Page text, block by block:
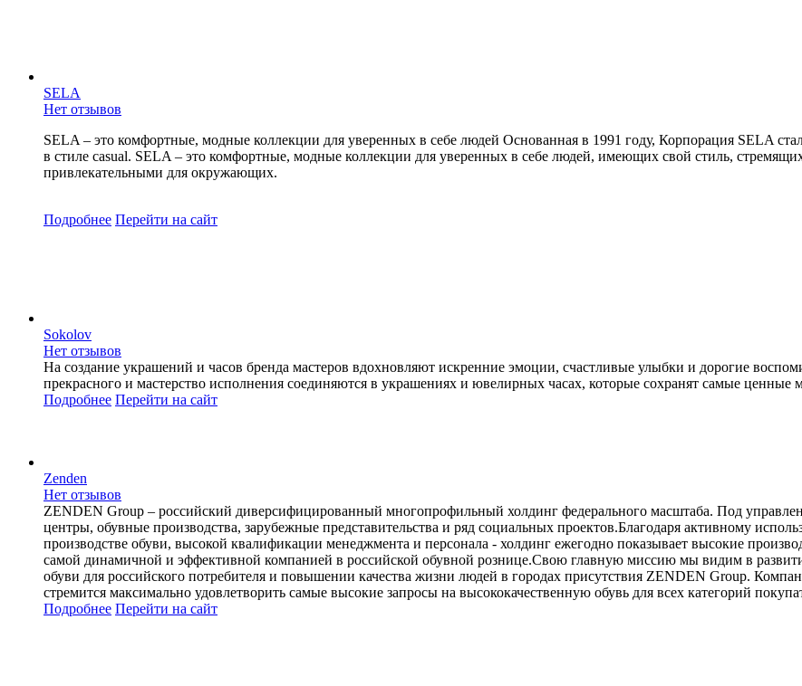
SELA
Нет отзывов
SELA – это комфортные, модные коллекции для уверенных в себе людей Основанная в 1991 году, Корпорация SELA
в стиле casual. SELA – это комфортные, модные коллекции для уверенных в себе людей, имеющих свой стиль,
привлекательными для окружающих.
Подробнее Перейти на сайт
Sokolov
Нет отзывов
На создание украшений и часов бренда мастеров вдохновляют искренние эмоции, счастливые улыбки и дорогие
прекрасного и мастерство исполнения соединяются в украшениях и ювелирных часах, которые сохранят самые ценные
Подробнее Перейти на сайт
Zenden
Нет отзывов
ZENDEN Group – российский диверсифицированный многопрофильный холдинг федерального масштаба. Под
центры, обувные производства, зарубежные представительства и ряд социальных проектов.Благодаря активному
производстве обуви, высокой квалификации менеджмента и персонала - холдинг ежегодно показывает высокие
самой динамичной и эффективной компанией в российской обувной рознице.Свою главную миссию мы видим в
обуви для российского потребителя и повышении качества жизни людей в городах присутствия ZENDEN Group.
стремится максимально удовлетворить самые высокие запросы на высококачественную обувь для всех категорий
Подробнее Перейти на сайт